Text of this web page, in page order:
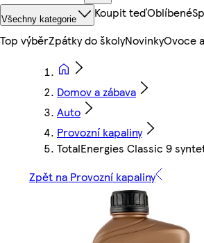
Všechny kategorie Koupit teďOblíbené
Top výběrZpátky do školyNovinkyOvoce
Domov a zábava
Auto
Provozní kapaliny
TotalEnergies Classic 9
Zpět na Provozní kapaliny